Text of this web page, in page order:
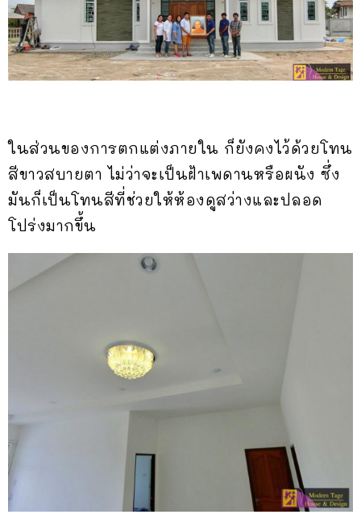
ในส่วนของการตกแต่งภายใน ก็ยังคงไว้ด้วยโทน
สีขาวสบายตา ไม่ว่าจะเป็นฝ้าเพดานหรือผนัง ซึ่ง
มันก็เป็นโทนสีที่ช่วยให้ห้องดูสว่างและปลอด
โปร่งมากขึ้น